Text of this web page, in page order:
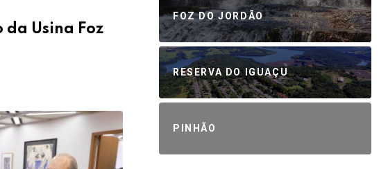
Usina Foz
FOZ DO JORDÃO
RESERVA DO IGUAÇU
PINHÃO